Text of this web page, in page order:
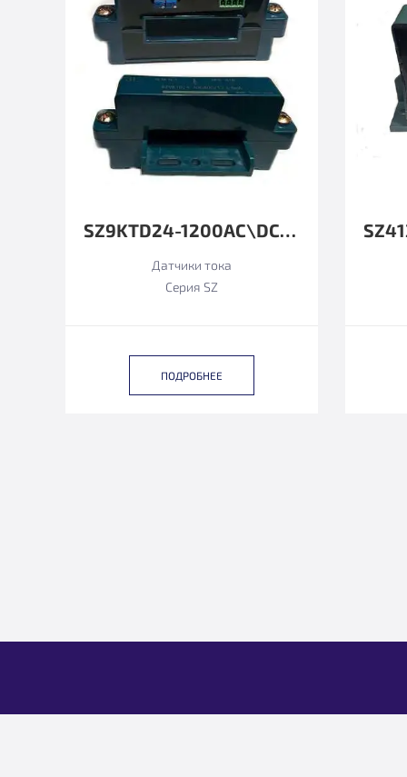
SZ9KTD24-1200AC\DC4-20MA
Датчики тока
Серия SZ
ПОДРОБНЕЕ